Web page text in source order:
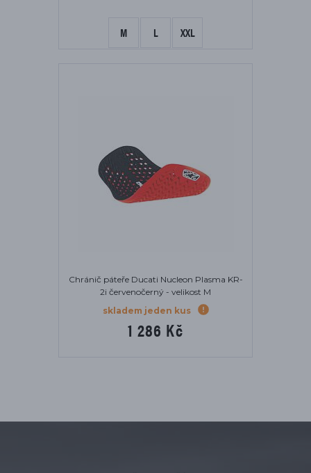
M L XXL
Chránič páteře Ducati Nucleon Plasma KR-
2i červenočerný - velikost M
skladem jeden kus
1 286 Kč